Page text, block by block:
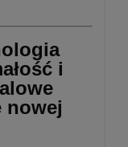
i
nowej